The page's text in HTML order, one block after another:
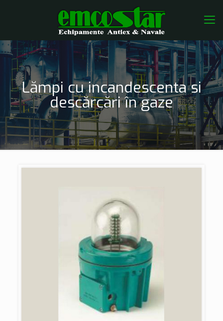
Lămpi cu incandescenta si
descărcări în gaze